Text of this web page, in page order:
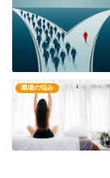
職場の悩み